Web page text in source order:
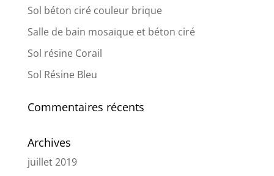
Sol béton ciré couleur brique
Salle de bain mosaïque et béton ciré
Sol résine Corail
Sol Résine Bleu
Commentaires récents
Archives
juillet 2019